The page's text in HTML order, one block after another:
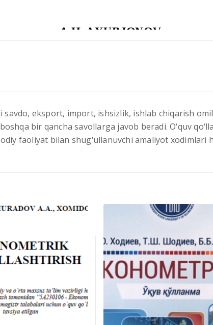
savdo, eksport, import, ishsizlik, ishlab chiqarish
bir qancha savollarga javob beradi. O‘quv
faoliyat bilan shug‘ullanuvchi amaliyot xodimlari